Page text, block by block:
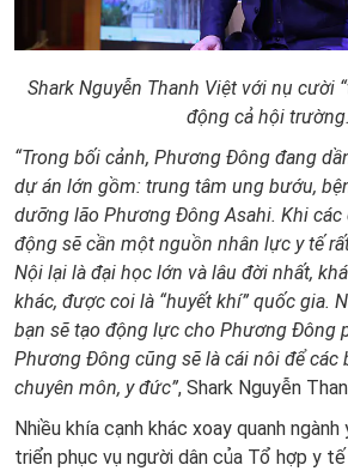
Shark Nguyễn Thanh Việt với nụ cười
động cả hội trường.
“Trong bối cảnh, Phương Đông đang
dự án lớn gồm: trung tâm ung bướu,
dưỡng lão Phương Đông Asahi. Khi các
động sẽ cần một nguồn nhân lực y tế
Nội lại là đại học lớn và lâu đời nhất,
khác, được coi là “huyết khí” quốc gia.
bạn sẽ tạo động lực cho Phương Đông
Phương Đông cũng sẽ là cái nôi để các
chuyên môn, y đức”, Shark Nguyễn
Nhiều khía cạnh khác xoay quanh
triển phục vụ người dân của Tổ hợp y